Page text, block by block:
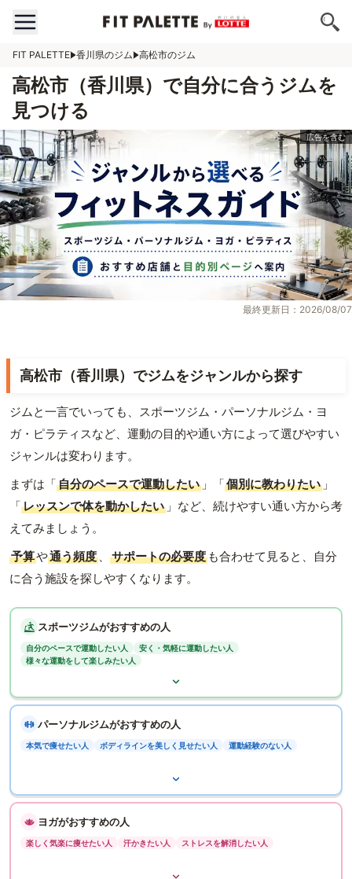
FIT PALETTE 香川県のジム 高松市のジム
高松市（香川県）で自分に合うジムを
見つける
最終更新日：2026/08/07
高松市（香川県）でジムをジャンルから探す
ジムと一言でいっても、スポーツジム・パーソナルジム・ヨ
ガ・ピラティスなど、運動の目的や通い方によって選びやすい
ジャンルは変わります。
まずは「自分のペースで運動したい 」「個別に教わりたい 」
「レッスンで体を動かしたい 」など、続けやすい通い方から考
えてみましょう。
予算や通う頻度 、 サポートの必要度 も合わせて見ると、自分
に合う施設を探しやすくなります。
スポーツジムがおすすめの人
自分のペースで運動したい人
安く・気軽に運動したい人
様々な運動をして楽しみたい人
パーソナルジムがおすすめの人
本気で痩せたい人 ボディラインを美しく見せたい人 運動経験のない人
ヨガがおすすめの人
楽しく気楽に痩せたい人 汗かきたい人 ストレスを解消したい人